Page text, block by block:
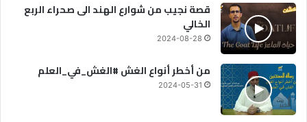
قصة نجيب من شوارع الهند الى صحراء الربع
الخالي
2024-08-28
من أخطر أنواع الغش #الغش_في_العلم
2024-05-31